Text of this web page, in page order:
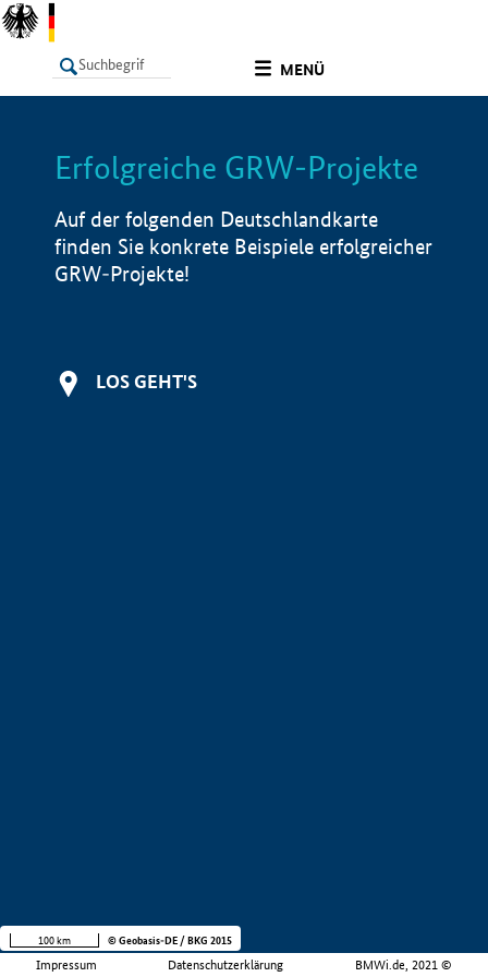
MENÜ
LISTE Info
Erfolgreiche GRW-Projekte
Auf der folgenden Deutschlandkarte
finden Sie konkrete Beispiele erfolgreicher
GRW-Projekte!
LOS GEHT'S
Impressum Datenschutzerklärung BMWi.de, 2021 ©
100 km © Geobasis-DE / BKG 2015